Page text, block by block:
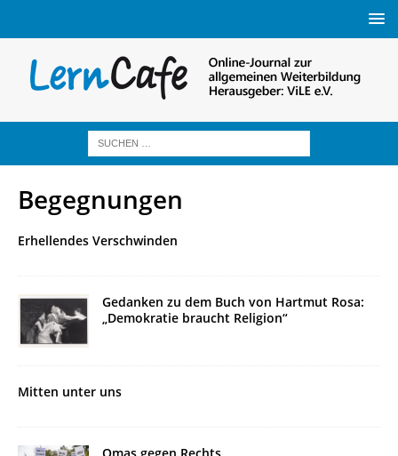
Begegnungen
Erhellendes Verschwinden
Gedanken zu dem Buch von Hartmut Rosa:
„Demokratie braucht Religion“
Mitten unter uns